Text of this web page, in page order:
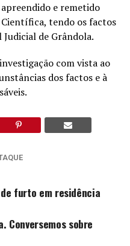
e remetido
tendo os factos
de Grândola.
com vista ao
dos factos e à
furto em residência
Conversemos sobre